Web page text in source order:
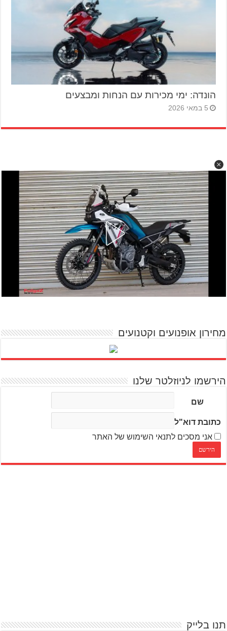
הונדה: ימי מכירות עם הנחות ומבצעים
5 במאי 2026
מחירון אופנועים וקטנועים
הירשמו לניוזלטר שלנו
שם
כתובת דוא"ל
אני מסכים לתנאי השימוש של האתר
תנו בלייק